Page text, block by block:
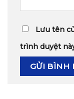
Lưu tên
trình duyệt